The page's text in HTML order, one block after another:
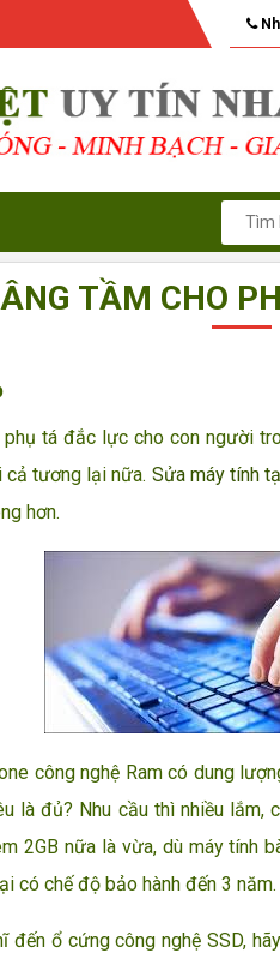
TẦM CHO
tá đắc lực cho con người
cả tương lại nữa. Sửa máy tính
hơn.
công nghệ Ram có dung
là đủ? Nhu cầu thì nhiều lắm,
2GB nữa là vừa, dù máy tính
có chế độ bảo hành đến 3 năm.
đến ổ cứng công nghệ SSD,